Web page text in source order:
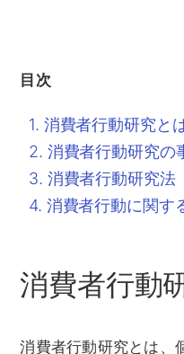
目次
消費者行動研究と
消費者行動研究の
消費者行動研究法
消費者行動に関す
消費者行動
消費者行動研究とは、